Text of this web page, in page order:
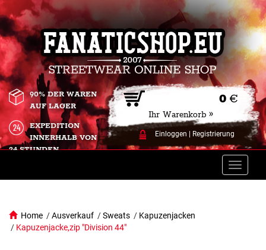
0 €
Ihr Warenkorb »
Einloggen Registrierung
90% DER WAREN
AUF LAGER
EXPEDITION
INNERHALB VON
24 STUNDEN.
Toggle
Home /Ausverkauf /Sweats / Kapuzenjacken
/ Kapuzenjacke,zip "Division 44"